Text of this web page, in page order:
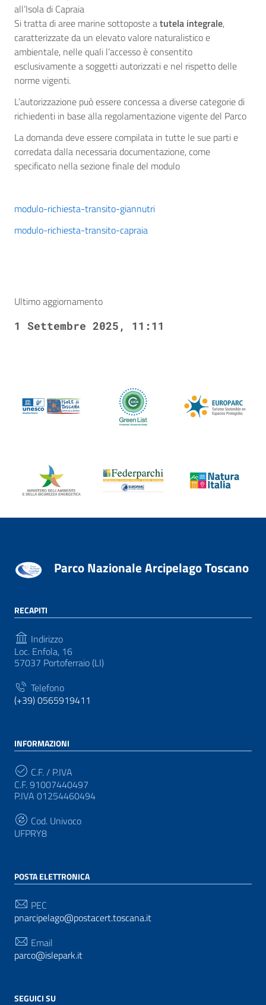
all’Isola di Capraia
Si tratta di aree marine sottoposte atutela integrale,
caratterizzate da un elevato valore naturalistico e
ambientale, nelle quali l’accesso è consentito
esclusivamente a soggetti autorizzati e nel rispetto delle
norme vigenti.
L’autorizzazione può essere concessa a diverse categorie di
richiedenti in base alla regolamentazione vigente del Parco
La domanda deve essere compilata in tutte le sue parti e
corredata dalla necessaria documentazione, come
specificato nella sezione finale del modulo
modulo-richiesta-transito-giannutri
modulo-richiesta-transito-capraia
Ultimo aggiornamento
1 Settembre 2025, 11:11
Parco Nazionale Arcipelago Toscano
RECAPITI
Indirizzo
Loc. Enfola, 16
57037 Portoferraio (LI)
Telefono
(+39) 0565919411
INFORMAZIONI
C.F. / P.IVA
C.F. 91007440497
P.IVA 01254460494
Cod. Univoco
UFPRY8
POSTA ELETTRONICA
PEC
pnarcipelago@postacert.toscana.it
Email
parco@islepark.it
SEGUICI SU